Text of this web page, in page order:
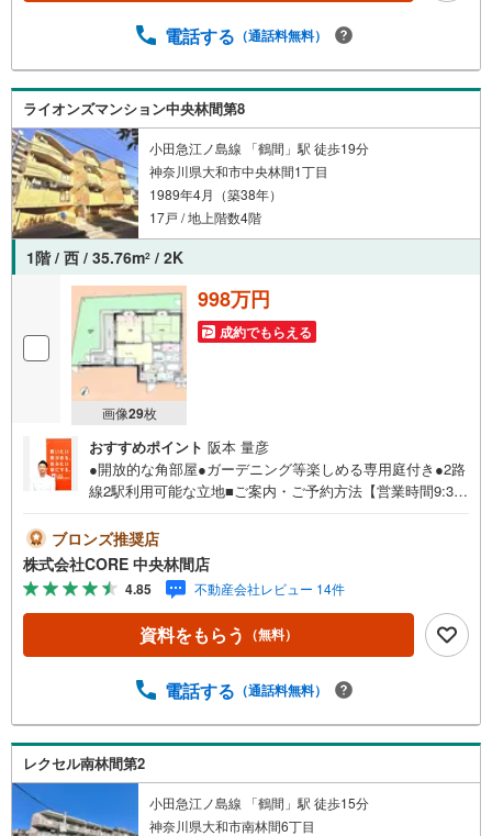
ド、その他アメニティ完備・20種類以上の豊富なドリンク
ーツ観戦や劇場のチケットプレゼント・定期メンテナンス
のご案内・火災保険の見直し・ファイナンシャルプランナ
ー・行政書士相談 など無料の住宅ローン事前審査がオス
スメです！審査は簡単！回答は最短1日で出ます！お気軽に
ご連絡ください。
電話する （通話料無料）
ライオンズマンション中央林間第8
小田急江ノ島線 「鶴間」駅 徒歩19分
神奈川県大和市中央林間1丁目
1989年4月（築38年）
17戸 / 地上階数4階
1階 / 西 / 35.76m2 / 2K
画像29枚
998万円
成約でもらえる
おすすめポイント 阪本 量彦
●開放的な角部屋●ガーデニング等楽しめる専用庭付き●2路
線2駅利用可能な立地■ご案内・ご予約方法【営業時間9:30-
がりやすくなっております。ぜひお気軽にご連絡下さい！
現地を見学される場合は「室内・現地を見学する（無
料）」ボタンよりご希望の日時をご記入いただけますとス
ムーズにご案内が可能です。■キッズスペースもご用意して
おります！お子様が退屈しないよう、DVD・おもちゃ・絵
本・ぬりえなどキッズスペースも充実させております。■お
ております！広々した駐車スペースですので、駐車もラク
ローンのご相談】 ・頭金・自己資金が全くありませ
ん… ・車のローンやその他の借り入れが残ってい
る… ・勤続年数が短い、転職したばかり… ・過去に借
り入れを断れた事がある…もしこのような事でお悩みであ
れば、是非、一度ご相談頂ければと思います。
ブロンズ推奨店
株式会社CORE 中央林間店
4.85 不動産会社レビュー 14件
資料をもらう （無料）
電話する （通話料無料）
レクセル南林間第2
小田急江ノ島線 「鶴間」駅 徒歩15分
神奈川県大和市南林間6丁目